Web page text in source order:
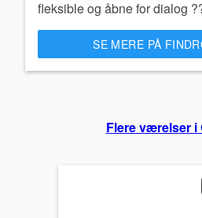
SE MERE PÅ
Flere værelser i